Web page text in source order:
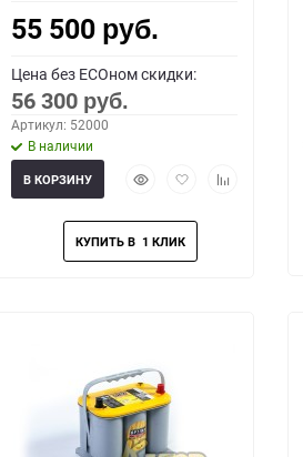
55 500 руб.
Цена без ECOном скидки:
56 300 руб.
Артикул: 52000
В наличии
БыстрыйДобавить
избранное
Добавить
В КОРЗИНУ